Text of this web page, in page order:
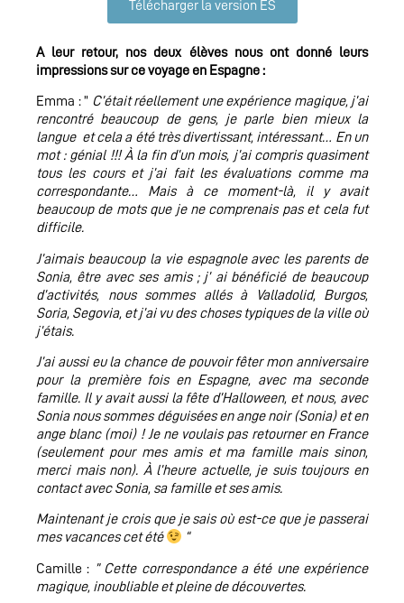
Télécharger la version ES
A leur retour, nos deux élèves nous ont donné leurs
impressions sur ce voyage en Espagne :
Emma : ” C’était réellement une expérience magique, j’ai
rencontré beaucoup de gens, je parle bien mieux la
langue et cela a été très divertissant, intéressant… En un
mot : génial !!! À la fin d’un mois, j’ai compris quasiment
tous les cours et j’ai fait les évaluations comme ma
correspondante… Mais à ce moment-là, il y avait
beaucoup de mots que je ne comprenais pas et cela fut
difficile.
J’aimais beaucoup la vie espagnole avec les parents de
Sonia, être avec ses amis ; j’ ai bénéficié de beaucoup
d’activités, nous sommes allés à Valladolid, Burgos,
Soria, Segovia, et j’ai vu des choses typiques de la ville où
j’étais.
J’ai aussi eu la chance de pouvoir fêter mon anniversaire
pour la première fois en Espagne, avec ma seconde
famille. Il y avait aussi la fête d’Halloween, et nous, avec
Sonia nous sommes déguisées en ange noir (Sonia) et en
ange blanc (moi) ! Je ne voulais pas retourner en France
(seulement pour mes amis et ma famille mais sinon,
merci mais non). À l’heure actuelle, je suis toujours en
contact avec Sonia, sa famille et ses amis.
Maintenant je crois que je sais où est-ce que je passerai
mes vacances cet été
“
Camille : ” Cette correspondance a été une expérience
magique, inoubliable et pleine de découvertes.